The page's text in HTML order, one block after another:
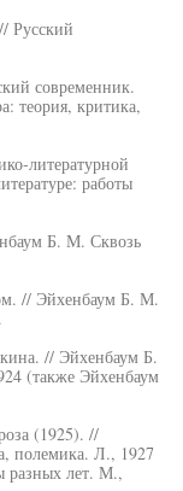
Русский
современник.
теория, критика,
литературной
работы
Б. М. Сквозь
// Эйхенбаум Б. М.
// Эйхенбаум Б.
(также Эйхенбаум
(1925). //
полемика. Л., 1927
разных лет. М.,